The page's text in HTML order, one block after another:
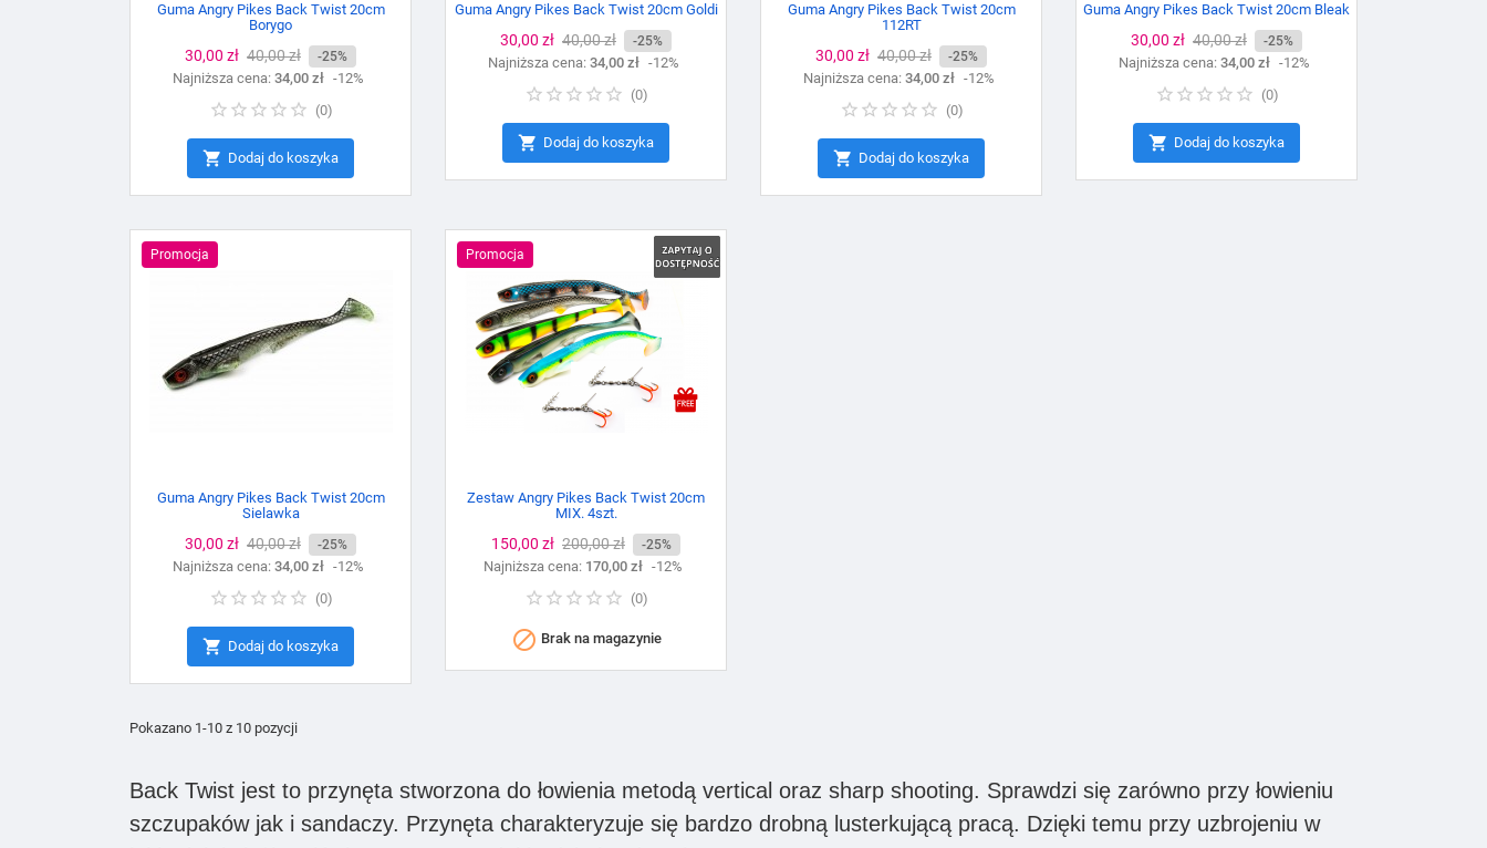
Guma Angry Pikes Back Twist 20cm
Borygo
Cena
30,00 zł Cena
podstawowa
40,00 zł -25%
Najniższa cena: 34,00 zł -12%
(0)
 Dodaj do koszyka
Guma Angry Pikes Back Twist 20cm Goldi
Cena
30,00 zł Cena
podstawowa
40,00 zł -25%
Najniższa cena: 34,00 zł -12%
(0)
 Dodaj do koszyka
Guma Angry Pikes Back Twist 20cm
112RT
Cena
30,00 zł Cena
podstawowa
40,00 zł -25%
Najniższa cena: 34,00 zł -12%
(0)
 Dodaj do koszyka
Guma Angry Pikes Back Twist 20cm Bleak
Cena
30,00 zł Cena
podstawowa
40,00 zł -25%
Najniższa cena: 34,00 zł -12%
(0)
 Dodaj do koszyka
Promocja
Guma Angry Pikes Back Twist 20cm
Sielawka
Cena
30,00 zł Cena
podstawowa
40,00 zł -25%
Najniższa cena: 34,00 zł -12%
(0)
 Dodaj do koszyka
Promocja
Zestaw Angry Pikes Back Twist 20cm
MIX. 4szt.
Cena
150,00 zł Cena
podstawowa
200,00 zł -25%
Najniższa cena: 170,00 zł -12%
(0)
 Brak na magazynie
Pokazano 1-10 z 10 pozycji
Back Twist jest to przynęta stworzona do łowienia metodą vertical oraz sharp shooting. Sprawdzi się zarówno przy łowieniu
szczupaków jak i sandaczy. Przynęta charakteryzuje się bardzo drobną lusterkującą pracą. Dzięki temu przy uzbrojeniu w